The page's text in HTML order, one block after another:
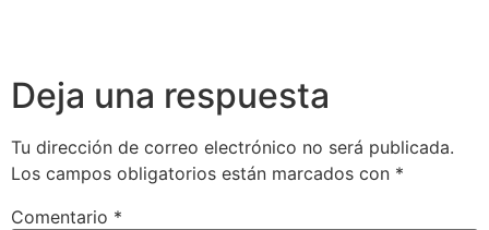
Deja una respuesta
Tu dirección de correo electrónico no será publicada.
Los campos obligatorios están marcados con *
Comentario *